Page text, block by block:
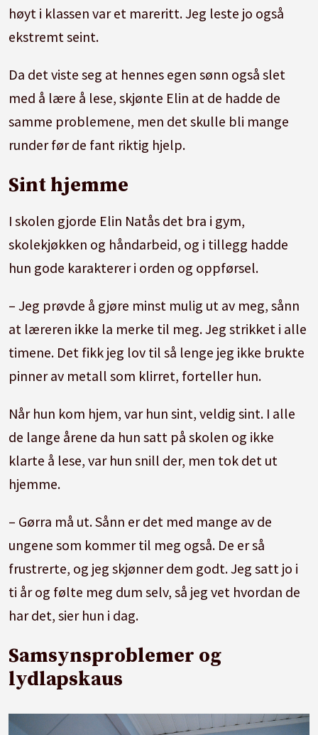
høyt i klassen var et mareritt. Jeg leste jo også
ekstremt seint.
Da det viste seg at hennes egen sønn også slet
med å lære å lese, skjønte Elin at de hadde de
samme problemene, men det skulle bli mange
runder før de fant riktig hjelp.
Sint hjemme
I skolen gjorde Elin Natås det bra i gym,
skolekjøkken og håndarbeid, og i tillegg hadde
hun gode karakterer i orden og oppførsel.
– Jeg prøvde å gjøre minst mulig ut av meg, sånn
at læreren ikke la merke til meg. Jeg strikket i alle
timene. Det fikk jeg lov til så lenge jeg ikke brukte
pinner av metall som klirret, forteller hun.
Når hun kom hjem, var hun sint, veldig sint. I alle
de lange årene da hun satt på skolen og ikke
klarte å lese, var hun snill der, men tok det ut
hjemme.
– Gørra må ut. Sånn er det med mange av de
ungene som kommer til meg også. De er så
frustrerte, og jeg skjønner dem godt. Jeg satt jo i
ti år og følte meg dum selv, så jeg vet hvordan de
har det, sier hun i dag.
Samsynsproblemer og
lydlapskaus